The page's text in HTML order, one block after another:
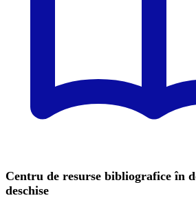
Centru de resurse bibliografice în
deschise